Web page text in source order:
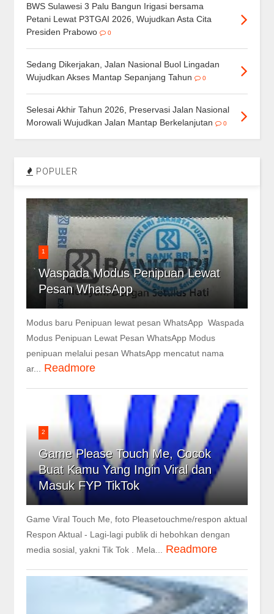
BWS Sulawesi 3 Palu Bangun Irigasi bersama
Petani Lewat P3TGAI 2026, Wujudkan Asta Cita
Presiden Prabowo
0
Sedang Dikerjakan, Jalan Nasional Buol Lingadan
Wujudkan Akses Mantap Sepanjang Tahun
0
Selesai Akhir Tahun 2026, Preservasi Jalan Nasional
Morowali Wujudkan Jalan Mantap Berkelanjutan
0
POPULER
1
Waspada Modus Penipuan Lewat
Pesan WhatsApp
Modus baru Penipuan lewat pesan WhatsApp Waspada
Modus Penipuan Lewat Pesan WhatsApp Modus
penipuan melalui pesan WhatsApp mencatut nama
ar...
Readmore
2
Game Please Touch Me, Cocok
Buat Kamu Yang Ingin Viral dan
Masuk FYP TikTok
Game Viral Touch Me, foto Pleasetouchme/respon aktual
Respon Aktual - Lagi-lagi publik di hebohkan dengan
media sosial, yakni Tik Tok . Mela...
Readmore